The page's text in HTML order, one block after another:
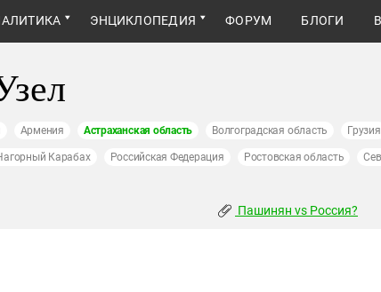
ЭНЦИКЛОПЕДИЯ ФОРУМ БЛОГИ
Армения Астраханская область Волгоградская область Грузия
Карабах Российская Федерация Ростовская область
Пашинян vs Россия?